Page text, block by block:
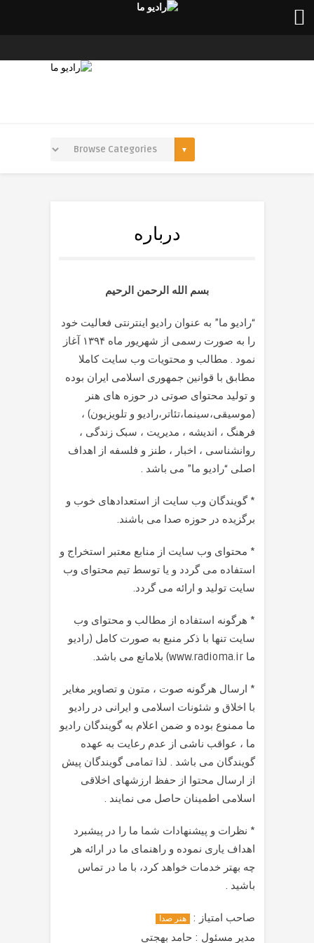
درباره
بسم الله الرحمن الرحیم
“رادیو ما” به عنوان رادیو اینترنتی فعالیت خود
را به صورت رسمی از شهریور ماه ۱۳۹۴ آغاز
نمود . مطالب و محتویات وب سایت کاملا
مطابق با قوانین جمهوری اسلامی ایران بوده
و تولید محتوای صوتی در حوزه های هنر
(موسیقی،سینما،تئاتر،رادیو و تلویزیون) ،
فرهنگ ، اندیشه ، مدیریت ، سبک زندگی ،
روانشناسی ، اخبار ، طنز و فلسفه از اهداف
اصلی “رادیو ما” می باشد .
* گویندگان وب سایت از استعدادهای خوب و
برگزیده در حوزه صدا می باشند.
* محتوای وب سایت از منابع معتبر استخراج و
استفاده می گردد و یا توسط تیم محتوای وب
سایت تولید و ارائه می گردد.
* هرگونه استفاده از مطالب و محتوای وب
سایت تنها با ذکر منبع به صورت کامل (رادیو
ما www.radioma.ir) بلامانع می باشد.
* ارسال هرگونه صوت ، متون و تصاویر مغایر
با اخلاق و شئونات اسلامی و ایرانی در رادیو
ما ممنوع بوده و ضمن اعلام به گویندگان رادیو
ما ، عواقب ناشی از عدم رعایت به عهده
گویندگان می باشد . لذا تمامی گویندگان پیش
از ارسال محتوا از حفظ ارزشهای اخلاقی
اسلامی اطمینان حاصل می نمایند .
* نظرات و پیشنهادات شما ما را در پیشبرد
اهداف یاری نموده و راهنمای ما در ارائه هر
چه بهتر خدمات خواهد کرد، با ما در تماس
باشید .
صاحب امتیاز : هنر صدا
مدیر مسئول : حامد بهجتی